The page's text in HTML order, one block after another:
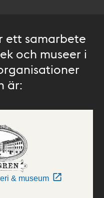
ett samarbete
och museer i
är:
& museum